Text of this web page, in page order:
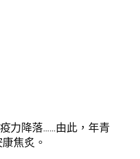
力降落……由此，年青
焦炙。